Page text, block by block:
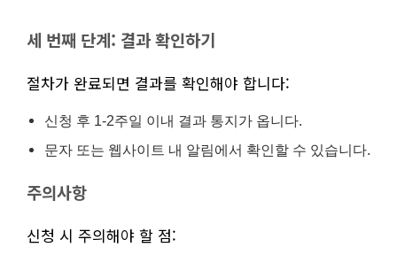
세 번째 단계: 결과 확인하기
절차가 완료되면 결과를 확인해야 합니다:
신청 후 1-2주일 이내 결과 통지가 옵니다.
문자 또는 웹사이트 내 알림에서 확인할 수 있습니다.
주의사항
신청 시 주의해야 할 점: